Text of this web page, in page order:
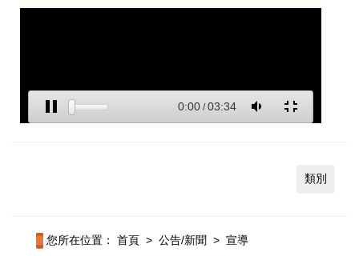
類別
您所在位置： 首頁 > 公告/新聞 > 宣導